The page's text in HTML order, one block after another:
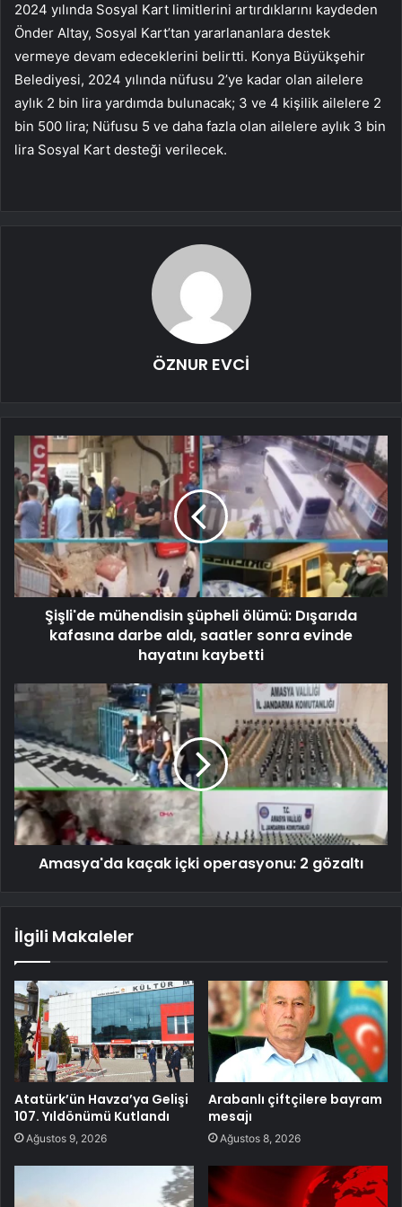
2024 yılında Sosyal Kart limitlerini artırdıklarını kaydeden
Önder Altay, Sosyal Kart’tan yararlananlara destek
vermeye devam edeceklerini belirtti. Konya Büyükşehir
Belediyesi, 2024 yılında nüfusu 2’ye kadar olan ailelere
aylık 2 bin lira yardımda bulunacak; 3 ve 4 kişilik ailelere 2
bin 500 lira; Nüfusu 5 ve daha fazla olan ailelere aylık 3 bin
lira Sosyal Kart desteği verilecek.
ÖZNUR EVCİ
Şişli'de mühendisin şüpheli ölümü: Dışarıda
kafasına darbe aldı, saatler sonra evinde
hayatını kaybetti
Amasya'da kaçak içki operasyonu: 2 gözaltı
İlgili Makaleler
Atatürk’ün Havza’ya Gelişi
107. Yıldönümü Kutlandı
Ağustos 9, 2026
Arabanlı çiftçilere bayram
mesajı
Ağustos 8, 2026